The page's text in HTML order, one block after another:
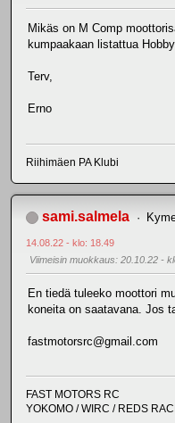
Mikäs on M Comp
kumpaakaan listattua
Terv,
Erno
Riihimäen PA Klubi
sami.salmela
14.08.22 - klo: 18.49
Viimeisin muokkaus: 20.10.22 -
En tiedä tuleeko moottori
koneita on saatavana. Jos
fastmotorsrc@gmail.com
FAST MOTORS RC
YOKOMO / WIRC / REDS